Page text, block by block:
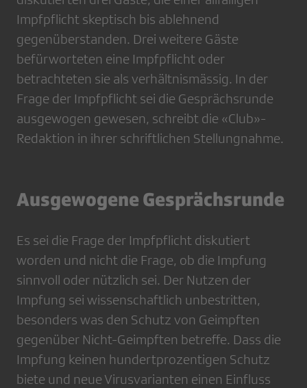
Impfpflicht skeptisch bis ablehnend
gegenüberstanden. Drei weitere Gäste
befürworteten eine Impfpflicht oder
betrachteten sie als verhältnismässig. In der
Frage der Impfpflicht sei die Gesprächsrunde
ausgewogen gewesen, schreibt die «Club»-
Redaktion in ihrer schriftlichen Stellungnahme.
Ausgewogene Gesprächsrunde
Es sei die Frage der Impfpflicht diskutiert
worden und nicht die Frage, ob die Impfung
sinnvoll oder nützlich sei. Der Nutzen der
Impfung sei wissenschaftlich unbestritten,
besonders was den Schutz von Geimpften
gegenüber Nicht-Geimpften betreffe. Dass die
Impfung keinen hundertprozentigen Schutz
biete und neue Virusvarianten einen Einfluss